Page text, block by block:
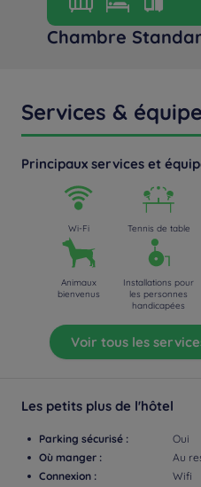
Chambre
Services &
Principaux services et
Wi-Fi Tennis de table
Animaux
bienvenus
Installations pour
les personnes
handicapées
Voir tous les
Les petits plus de l'hôtel
Parking sécurisé :
Oui
Où manger :
Au
Connexion :
Wifi